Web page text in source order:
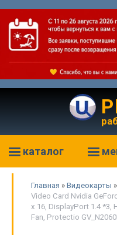
каталог
Главная » Видеокарты »
Video Card Nvidia
x 16, DisplayPort 1.4 *3,
Fan, Protectio